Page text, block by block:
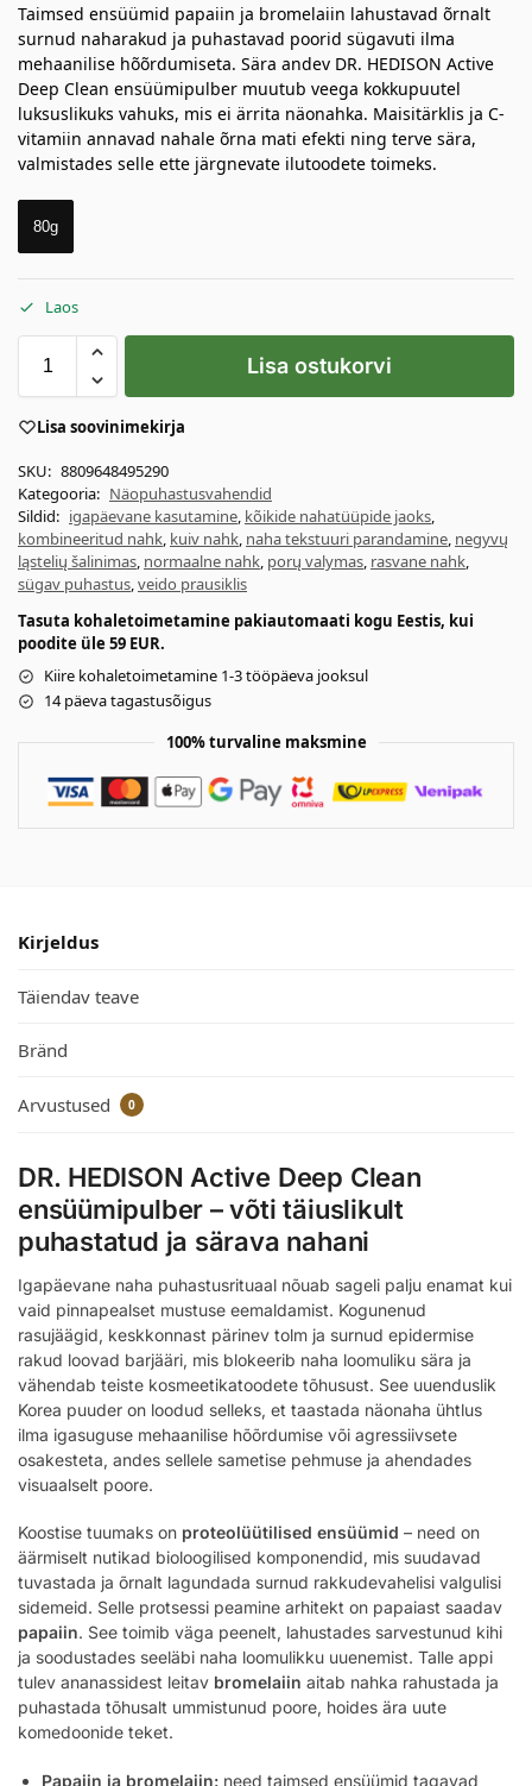
Taimsed ensüümid papaiin ja bromelaiin lahustavad õrnalt
surnud naharakud ja puhastavad poorid sügavuti ilma
mehaanilise hõõrdumiseta. Sära andev DR. HEDISON Active
Deep Clean ensüümipulber muutub veega kokkupuutel
luksuslikuks vahuks, mis ei ärrita näonahka. Maisitärklis ja C-
vitamiin annavad nahale õrna mati efekti ning terve sära,
valmistades selle ette järgnevate ilutoodete toimeks.
80g
Laos
Lisa ostukorvi
Lisa soovinimekirja
SKU: 8809648495290
Kategooria: Näopuhastusvahendid
Sildid: igapäevane kasutamine, kõikide nahatüüpide jaoks,
kombineeritud nahk, kuiv nahk, naha tekstuuri parandamine, negyvų
ląstelių šalinimas, normaalne nahk, porų valymas, rasvane nahk,
sügav puhastus,veido prausiklis
Tasuta kohaletoimetamine pakiautomaati kogu Eestis, kui
poodite üle 59 EUR.
Kiire kohaletoimetamine 1-3 tööpäeva jooksul
14 päeva tagastusõigus
100% turvaline maksmine
Kirjeldus
Täiendav teave
Bränd
Arvustused 0
DR. HEDISON Active Deep Clean
ensüümipulber – võti täiuslikult
puhastatud ja särava nahani
Igapäevane naha puhastusrituaal nõuab sageli palju enamat kui
vaid pinnapealset mustuse eemaldamist. Kogunenud
rasujäägid, keskkonnast pärinev tolm ja surnud epidermise
rakud loovad barjääri, mis blokeerib naha loomuliku sära ja
vähendab teiste kosmeetikatoodete tõhusust. See uuenduslik
Korea puuder on loodud selleks, et taastada näonaha ühtlus
ilma igasuguse mehaanilise hõõrdumise või agressiivsete
osakesteta, andes sellele sametise pehmuse ja ahendades
visuaalselt poore.
Koostise tuumaks on proteolüütilised ensüümid – need on
äärmiselt nutikad bioloogilised komponendid, mis suudavad
tuvastada ja õrnalt lagundada surnud rakkudevahelisi valgulisi
sidemeid. Selle protsessi peamine arhitekt on papaiast saadav
papaiin. See toimib väga peenelt, lahustades sarvestunud kihi
ja soodustades seeläbi naha loomulikku uuenemist. Talle appi
tulev ananassidest leitav bromelaiin aitab nahka rahustada ja
puhastada tõhusalt ummistunud poore, hoides ära uute
komedoonide teket.
Papaiin ja bromelaiin: need taimsed ensüümid tagavad